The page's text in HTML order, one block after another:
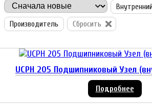
Производитель
Сбросить
UCPH 205 Подшипниковый Узел
Подробнее